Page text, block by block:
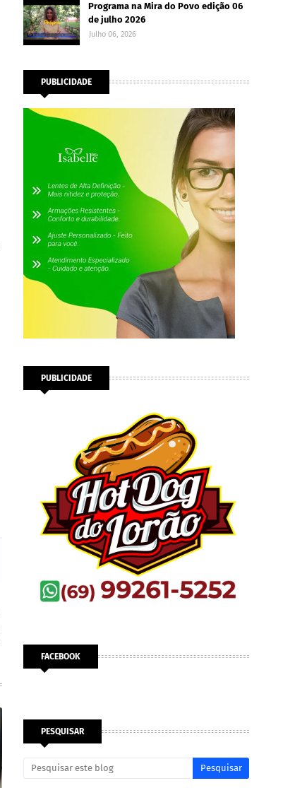
Programa na Mira do Povo edição 06
de julho 2026
Julho 06, 2026
PUBLICIDADE
PUBLICIDADE
FACEBOOK
PESQUISAR